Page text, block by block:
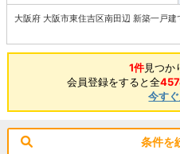
大阪府 大阪市東住吉区南田辺 新築一戸
1件見つか
会員登録をすると全
今す
条件を